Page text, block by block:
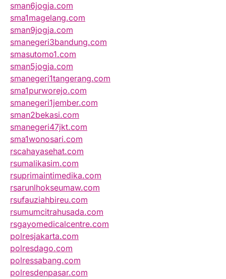
sman6jogja.com
sma1magelang.com
sman9jogja.com
smanegeri3bandung.com
smasutomo1.com
sman5jogja.com
smanegeri1tangerang.com
sma1purworejo.com
smanegeri1jember.com
sman2bekasi.com
smanegeri47jkt.com
sma1wonosari.com
rscahayasehat.com
rsumalikasim.com
rsuprimaintimedika.com
rsarunlhokseumaw.com
rsufauziahbireu.com
rsumumcitrahusada.com
rsgayomedicalcentre.com
polresjakarta.com
polresdago.com
polressabang.com
polresdenpasar.com